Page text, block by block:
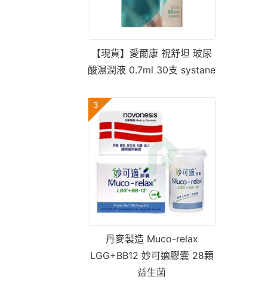
【現貨】愛爾康 視舒坦 玻尿
酸濕潤液 0.7ml 30支 systane
3
丹麥製造 Muco-relax
LGG+BB12 妙可適膠囊 28顆
益生菌